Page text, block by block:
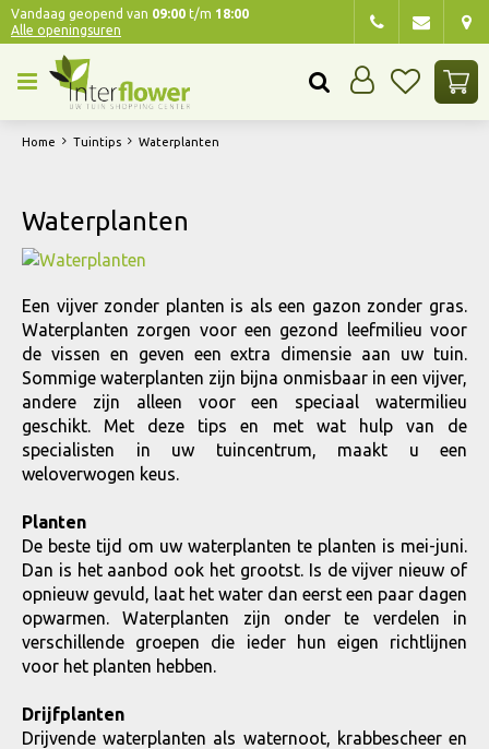
Home Tuintips Waterplanten
Vandaag geopend van 09:00 t/m 18:00
Alle openingsuren
Waterplanten
Een vijver zonder planten is als een gazon zonder gras.
Waterplanten zorgen voor een gezond leefmilieu voor
de vissen en geven een extra dimensie aan uw tuin.
Sommige waterplanten zijn bijna onmisbaar in een vijver,
andere zijn alleen voor een speciaal watermilieu
geschikt. Met deze tips en met wat hulp van de
specialisten in uw tuincentrum, maakt u een
weloverwogen keus.
Planten
De beste tijd om uw waterplanten te planten is mei-juni.
Dan is het aanbod ook het grootst. Is de vijver nieuw of
opnieuw gevuld, laat het water dan eerst een paar dagen
opwarmen. Waterplanten zijn onder te verdelen in
verschillende groepen die ieder hun eigen richtlijnen
voor het planten hebben.
Drijfplanten
Drijvende waterplanten als waternoot, krabbescheer en